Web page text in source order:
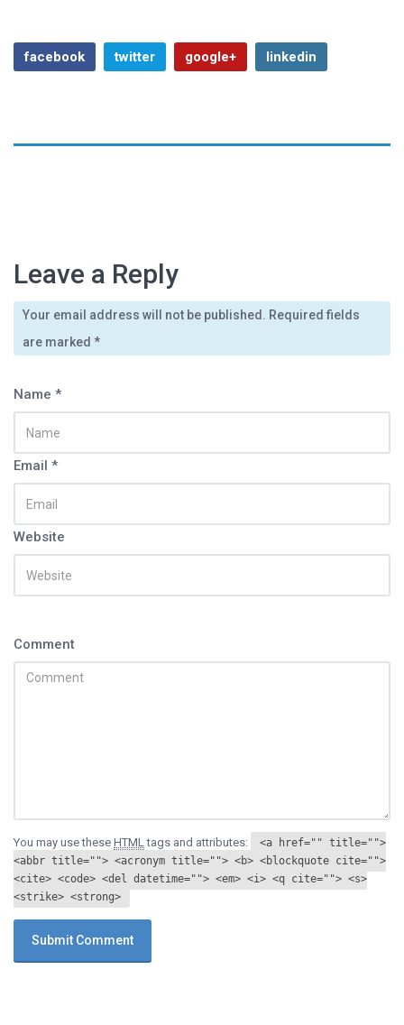
facebook twitter google+ linkedin
diciembre 5, 2010 Byadmin
COF termina su mezcla y…
La Loca Alicia, ya cierra…
Leave a Reply
Your email address will not be published. Required fields
are marked *
Name *
Email *
Website
Comment
You may use these HTMLtags and attributes:
<a href="" title="">
<abbr title=""> <acronym title=""> <b> <blockquote cite="">
<cite> <code> <del datetime=""> <em> <i> <q cite=""> <s>
<strike> <strong>